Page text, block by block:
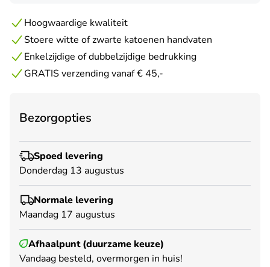
Hoogwaardige kwaliteit
Stoere witte of zwarte katoenen handvaten
Enkelzijdige of dubbelzijdige bedrukking
GRATIS verzending vanaf € 45,-
Bezorgopties
Spoed levering
Donderdag 13 augustus
Normale levering
Maandag 17 augustus
Afhaalpunt (duurzame keuze)
Vandaag besteld, overmorgen in huis!